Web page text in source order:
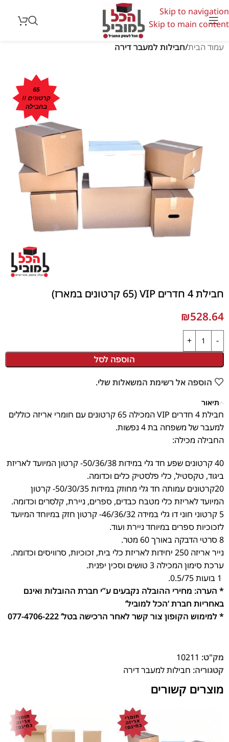
Skip to navigation
Skip to main content
עמוד הבית חבילות למעבר דירה
חבילת 4 חדרים VIP (65 קרטונים במארז)
₪528.64
הוספה לסל
הוספה אל רשימת המשאלות שלי.
תיאור
חבילת 4 חדרים VIP המכילה 65 קרטונים עם חומרי אריזה כוללים
למעבר של משפחה בת 4 נפשות.
החבילה מכילה:
40 קרטונים שפע חד גלי במידות 50/36/38- קרטון המיועד לאריזת
ביגוד, טקסטיל, כלי פלסטיק כלים וכדומה.
20קרטונים עמותה חד גלי מחוזק במידות 50/30/35- קרטון
המיועד לאריזת כלי מטבח כבדים, ספרים, ניירת, קלסרים וכדומה.
5 קרטוני חוני דו גלי במידה 46/36/32- קרטון חזק במיוחד המיועד
לזכוכיות ספרים במיוחד ניירת ועוד.
8 סרטי הדבקה באורך 60 מטר.
נייר אריזה 250 יחידות לאריזת כלי בית, זכוכיות, סרוויסים וכדומה.
ערכת סימון המכילה 3 טושים וסכין יפנית.
* הערה: מחירי ההובלה נקבעים ע”י חברת ההובלות ואינם
באחריות חברת ‘הכל למוביל’
* למימוש הקופון צור קשר לאחר הרכישה בטל’ 077-4706-222
מק"ט: 10211
קטגוריה: חבילות למעבר דירה
מוצרים קשורים